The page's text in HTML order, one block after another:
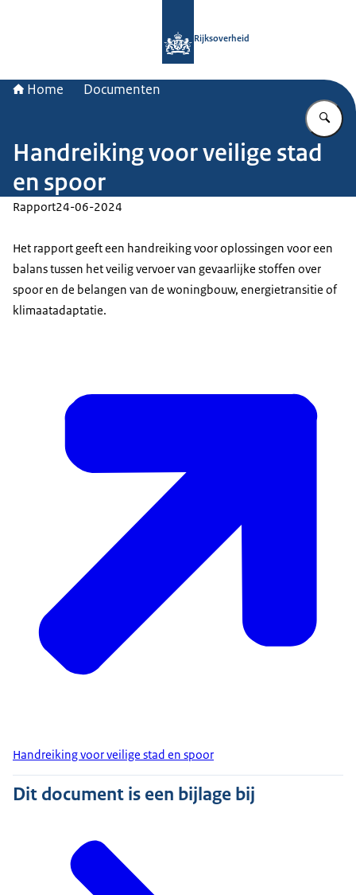
Rijksoverheid
Home Documenten
Handreiking voor veilige stad
en spoor
Rapport24-06-2024
Het rapport geeft een handreiking voor oplossingen voor een
balans tussen het veilig vervoer van gevaarlijke stoffen over
spoor en de belangen van de woningbouw, energietransitie of
klimaatadaptatie.
Handreiking voor veilige stad en spoor
Dit document is een bijlage bij